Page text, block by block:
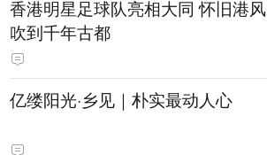
香港明星足球队亮相大同 怀旧港风
吹到千年古都
亿缕阳光·乡见｜朴实最动人心